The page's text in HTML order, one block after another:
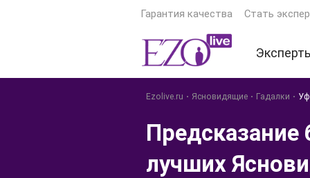
Гарантия качества Стать
Гадалки
Ezolive.ru Ясновидящие Гадалки
Предсказание
лучших